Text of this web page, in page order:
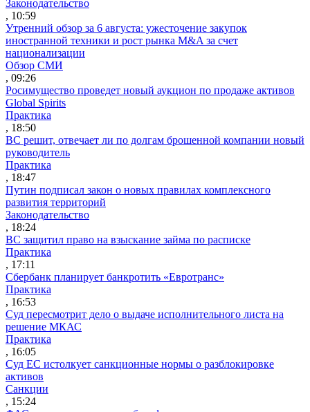
Законодательство
, 10:59
Утренний обзор за 6 августа: ужесточение закупок
иностранной техники и рост рынка M&A за счет
национализации
Обзор СМИ
, 09:26
Росимущество проведет новый аукцион по продаже активов
Global Spirits
Практика
, 18:50
ВС решит, отвечает ли по долгам брошенной компании новый
руководитель
Практика
, 18:47
Путин подписал закон о новых правилах комплексного
развития территорий
Законодательство
, 18:24
ВС защитил право на взыскание займа по расписке
Практика
, 17:11
Сбербанк планирует банкротить «Евротранс»
Практика
, 16:53
Суд пересмотрит дело о выдаче исполнительного листа на
решение МКАС
Практика
, 16:05
Суд ЕС истолкует санкционные нормы о разблокировке
активов
Санкции
, 15:24